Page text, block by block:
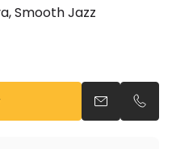
Smooth Jazz
Send anCall